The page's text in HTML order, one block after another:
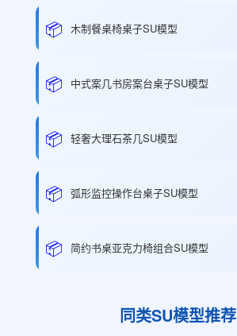
📦 木制餐桌椅桌子SU模型
📦 中式案几书房案台桌子SU模型
📦 轻奢大理石茶几SU模型
📦 弧形监控操作台桌子SU模型
📦 简约书桌亚克力椅组合SU模型
同类SU模型推荐